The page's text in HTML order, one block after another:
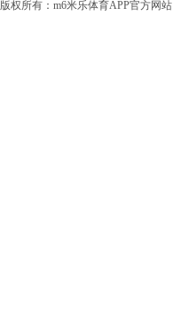
版权所有：m6米乐体育APP官方网站